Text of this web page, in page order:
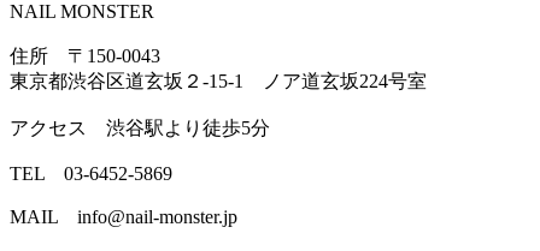
NAIL MONSTER
住所 〒150-0043
東京都渋谷区道玄坂２-15-1 ノア道玄坂224号室
アクセス 渋谷駅より徒歩5分
TEL 03-6452-5869
MAIL info@nail-monster.jp